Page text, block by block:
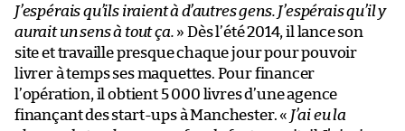
J’espérais qu’ils iraient à d’autres gens. J’espérais qu’il y
aurait un sens à tout ça. » Dès l’été 2014, il lance son
site et travaille presque chaque jour pour pouvoir
livrer à temps ses maquettes. Pour financer
l’opération, il obtient 5 000 livres d’une agence
finançant des start-ups à Manchester. « J’ai eu la